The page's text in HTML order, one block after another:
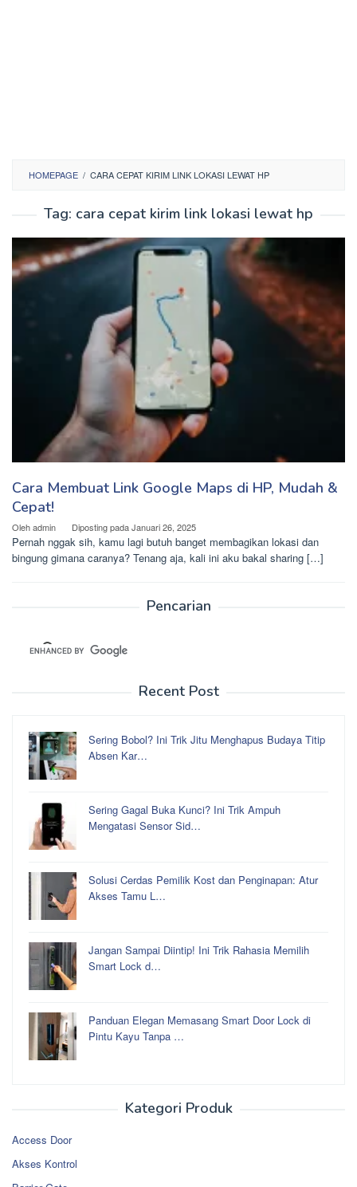
HOMEPAGE / CARA CEPAT KIRIM LINK LOKASI LEWAT HP
Tag: cara cepat kirim link lokasi lewat hp
Cara Membuat Link Google Maps di HP, Mudah &
Cepat!
Olehadmin Diposting padaJanuari 26, 2025
Pernah nggak sih, kamu lagi butuh banget membagikan lokasi dan
bingung gimana caranya? Tenang aja, kali ini aku bakal sharing […]
Pencarian
Recent Post
Sering Bobol? Ini Trik Jitu Menghapus Budaya Titip
Absen Kar…
Sering Gagal Buka Kunci? Ini Trik Ampuh
Mengatasi Sensor Sid…
Solusi Cerdas Pemilik Kost dan Penginapan: Atur
Akses Tamu L…
Jangan Sampai Diintip! Ini Trik Rahasia Memilih
Smart Lock d…
Panduan Elegan Memasang Smart Door Lock di
Pintu Kayu Tanpa …
Kategori Produk
Access Door
Akses Kontrol